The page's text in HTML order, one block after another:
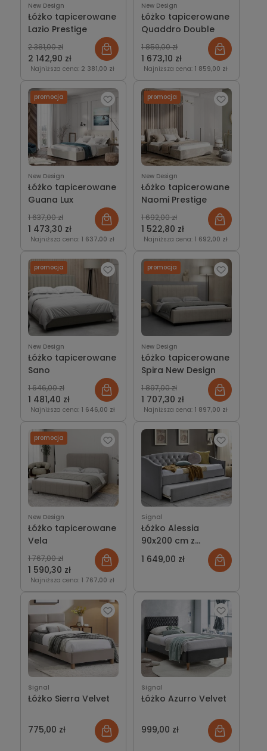
New Design
Łóżko tapicerowane
Lazio Prestige
2 142,90 zł
2 381,00 zł
Najniższa cena: 2 381,00 zł
New Design
Łóżko tapicerowane
Quaddro Double
1 673,10 zł
1 859,00 zł
Najniższa cena: 1 859,00 zł
New Design
Łóżko tapicerowane
Guana Lux
1 473,30 zł
1 637,00 zł
Najniższa cena: 1 637,00 zł
promocja
New Design
Łóżko tapicerowane
Naomi Prestige
1 522,80 zł
1 692,00 zł
Najniższa cena: 1 692,00 zł
promocja
New Design
Łóżko tapicerowane
Sano
1 481,40 zł
1 646,00 zł
Najniższa cena: 1 646,00 zł
promocja
New Design
Łóżko tapicerowane
Spira New Design
1 707,30 zł
1 897,00 zł
Najniższa cena: 1 897,00 zł
promocja
New Design
Łóżko tapicerowane
Vela
1 590,30 zł
1 767,00 zł
Najniższa cena: 1 767,00 zł
promocja
Signal
Łóżko Alessia
90x200 cm z
dodatkowym
dolnym spaniem
1 649,00 zł
Signal
Łóżko Sierra Velvet
775,00 zł
Signal
Łóżko Azurro Velvet
999,00 zł